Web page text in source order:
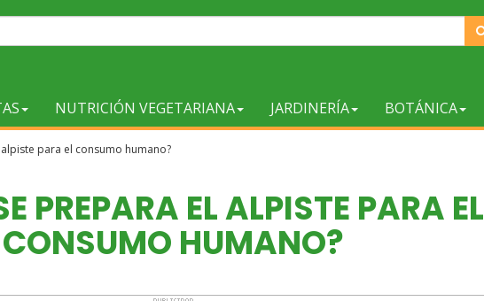
NUTRICIÓN VEGETARIANA JARDINERÍA BOTÁNICA
para el consumo humano?
PREPARA EL ALPISTE PARA EL
CONSUMO HUMANO?